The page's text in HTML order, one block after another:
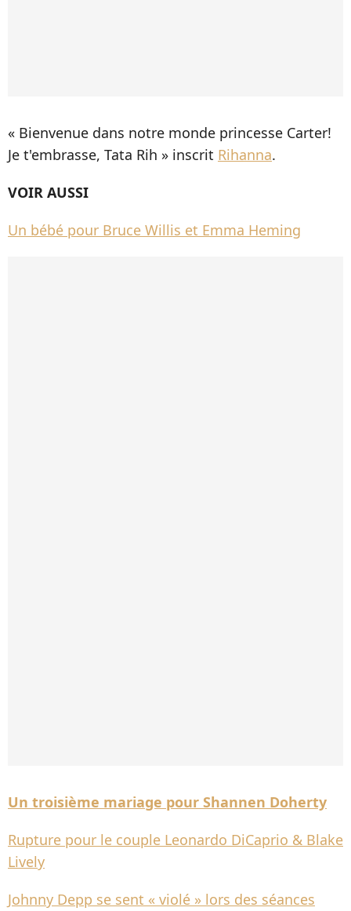
« Bienvenue dans notre monde princesse Carter!
Je t'embrasse, Tata Rih » inscrit Rihanna.
VOIR AUSSI
Un bébé pour Bruce Willis et Emma Heming
Un troisième mariage pour Shannen Doherty
Rupture pour le couple Leonardo DiCaprio & Blake
Lively
Johnny Depp se sent « violé » lors des séances